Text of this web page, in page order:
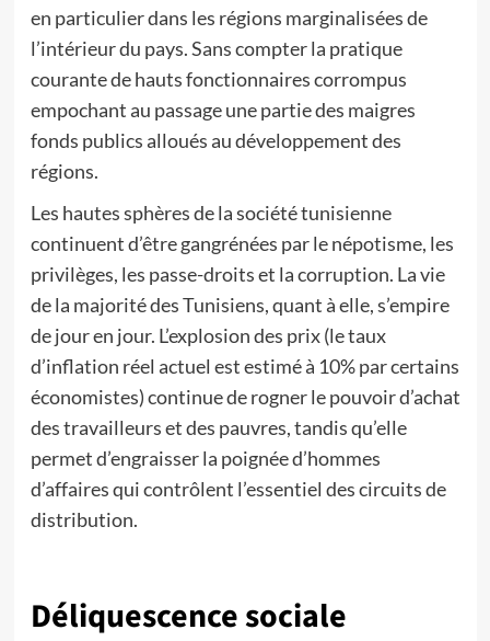
en particulier dans les régions marginalisées de
l’intérieur du pays. Sans compter la pratique
courante de hauts fonctionnaires corrompus
empochant au passage une partie des maigres
fonds publics alloués au développement des
régions.
Les hautes sphères de la société tunisienne
continuent d’être gangrénées par le népotisme, les
privilèges, les passe-droits et la corruption. La vie
de la majorité des Tunisiens, quant à elle, s’empire
de jour en jour. L’explosion des prix (le taux
d’inflation réel actuel est estimé à 10% par certains
économistes) continue de rogner le pouvoir d’achat
des travailleurs et des pauvres, tandis qu’elle
permet d’engraisser la poignée d’hommes
d’affaires qui contrôlent l’essentiel des circuits de
distribution.
Déliquescence sociale